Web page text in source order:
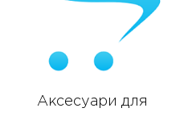
Аксесуари для